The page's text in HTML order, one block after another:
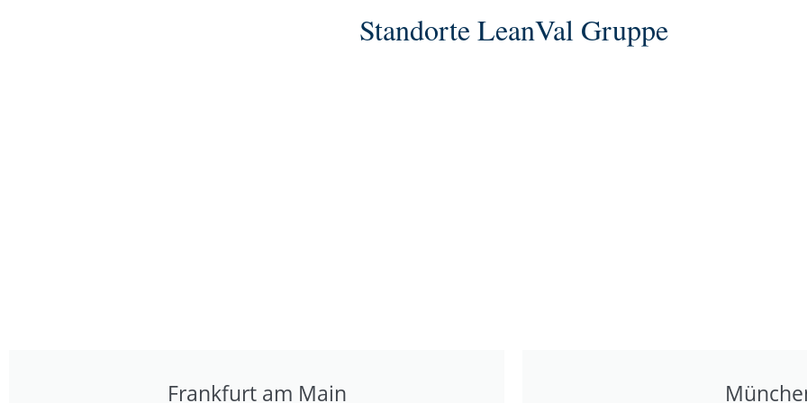
Standorte LeanVal Gruppe
Frankfurt am Main